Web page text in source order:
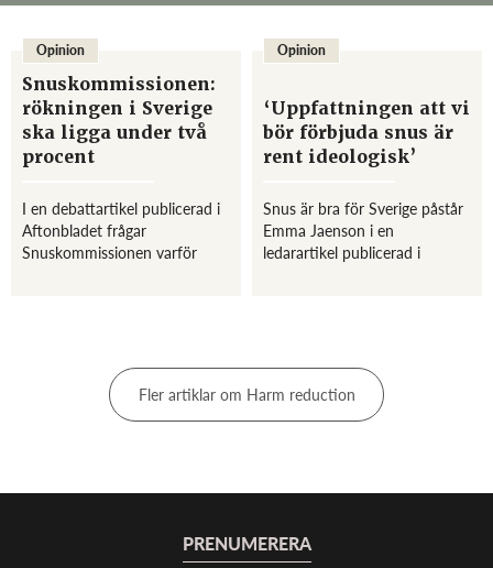
Opinion
Snuskommissionen:
rökningen i Sverige
ska ligga under två
procent
I en debattartikel publicerad i
Aftonbladet frågar
Snuskommissionen varför
Opinion
‘Uppfattningen att vi
bör förbjuda snus är
rent ideologisk’
Snus är bra för Sverige påstår
Emma Jaenson i en
ledarartikel publicerad i
Fler artiklar om Harm reduction
PRENUMERERA